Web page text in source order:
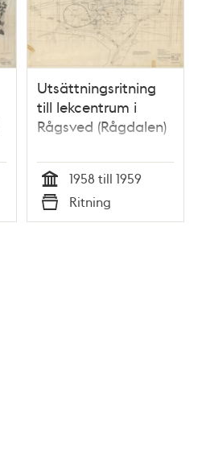
Utsättningsritning
till lekcentrum i
Rågsved (Rågdalen)
Tid
1958 till 1959
Typ
Ritning